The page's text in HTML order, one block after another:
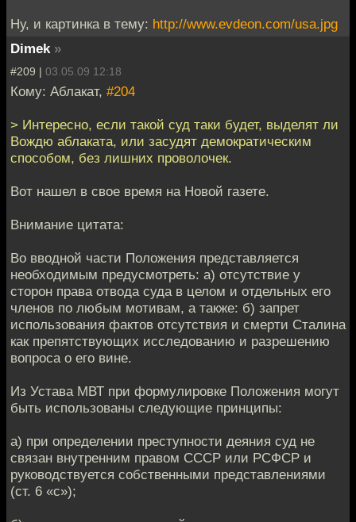
Ну, и картинка в тему: http://www.evdeon.com/usa.jpg
Dimek »
#209 | 03.05.09 12:18
Кому: Аблакат, #204
> Интересно, если такой суд таки будет, выделят ли
Вождю аблаката, или засудят демократическим
способом, без лишних проволочек.
Вот нашел в свое время на Новой газете.
Внимание цитата:
Во вводной части Положения представляется
необходимым предусмотреть: а) отсутствие у
сторон права отвода суда в целом и отдельных его
членов по любым мотивам, а также: б) запрет
использования фактов отсутствия и смерти Сталина
как препятствующих исследованию и разрешению
вопроса о его вине.
Из Устава МВТ при формулировке Положения могут
быть использованы следующие принципы:
а) при определении преступности деяния суд не
связан внутренним правом СССР или РСФСР и
руководствуется собственными представлениями
(ст. 6 «с»);